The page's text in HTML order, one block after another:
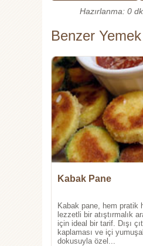
Hazırlanma: 0
Benzer
Kabak Pane
Kabak pane, hem pratik
lezzetli bir atıştırmalık
için ideal bir tarif. Dışı
kaplaması ve içi
dokusuyla özel...